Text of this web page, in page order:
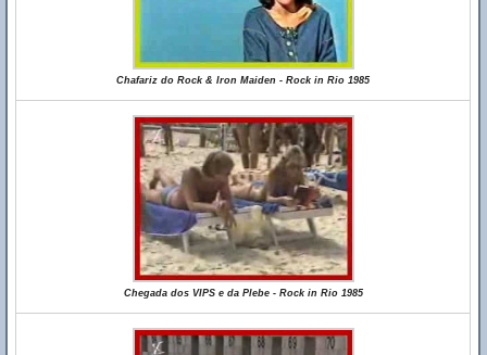
Chafariz do Rock & Iron Maiden - Rock in Rio 1985
Chegada dos VIPS e da Plebe - Rock in Rio 1985